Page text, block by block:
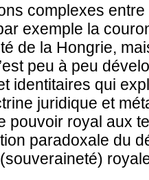
complexes
exemple la
de la Hongrie,
peu à peu
identitaires qui
juridique et
pouvoir royal aux
paradoxale du